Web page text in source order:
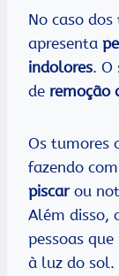
No caso
apresenta
indolores. O
de remoção
Os tumores
fazendo
piscarou
Além disso,
pessoas
à luz do sol.